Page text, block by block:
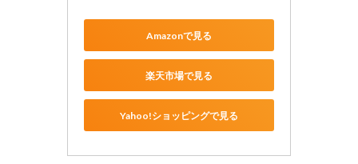
Amazonで見る
楽天市場で見る
Yahoo!ショッピングで見る